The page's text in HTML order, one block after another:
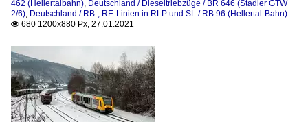
462 (Hellertalbahn), Deutschland / Dieseltriebzüge / BR 646 (Stadler GTW
2/6), Deutschland / RB-, RE-Linien in RLP und SL / RB 96 (Hellertal-Bahn)
 680 1200x880 Px, 27.01.2021